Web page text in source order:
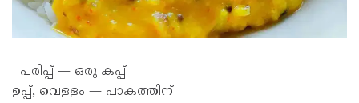
പരിപ്പ് — ഒരു കപ്പ്
ഉപ്പ്, വെള്ളം — പാകത്തിന്